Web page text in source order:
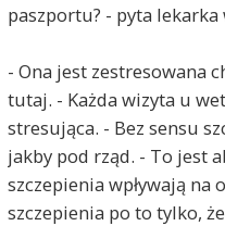
paszportu? - pyta
- Ona jest zestresowana
tutaj. - Każda wizyta u
stresująca. - Bez sensu
jakby pod rząd. - To jest
szczepienia wpływają
szczepienia po to tylko,